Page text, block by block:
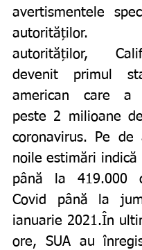
avertismentele
autorităților.
autorităților,
devenit primul
american care a
peste 2 milioane
coronavirus. Pe de
noile estimări indică
până la 419.000
Covid până la
ianuarie 2021.În
ore, SUA au